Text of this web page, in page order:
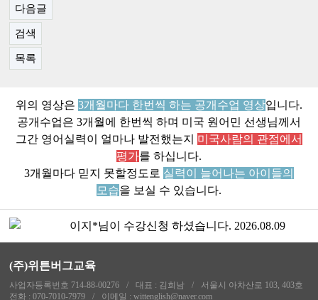
다음글
검색
목록
위의 영상은 3개월마다 한번씩 하는 공개수업 영상입니다.
공개수업은 3개월에 한번씩 하며 미국 원어민 선생님께서
그간 영어실력이 얼마나 발전했는지 미국사람의 관점에서
평가를 하십니다.
3개월마다 믿지 못할정도로 실력이 늘어나는 아이들의
모습을 보실 수 있습니다.
춘춘*님이 수강신청 하셨습니다.
이루*님이 수강신청 하셨습니다. 2026.08.09
이지*님이 수강신청 하셨습니다. 2026.08.09
김수*님이 수강신청 하셨습니다. 2026.08.09
심지*님이 수강신청 하셨습니다.
장수*님이 수강신청 하셨습니다. 2026.08.09
(주)위튼버그교육
사업자등록번호 714-88-00276 / 대표 : 김희남 /
서울시 아차산로 103, 403호
전화 : 070-7010-7979
/ 이메일 : wittenglish@naver.com